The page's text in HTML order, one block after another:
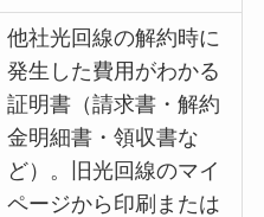
他社光回線の解約時に
発生した費用がわかる
証明書（請求書・解約
金明細書・領収書な
ど）。旧光回線のマイ
ページから印刷または